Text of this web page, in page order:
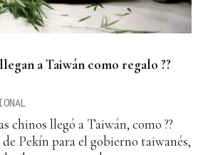
a Taiwán como regalo ??
chinos llegó a Taiwán, como ??
de Pekín para el gobierno taiwanés,